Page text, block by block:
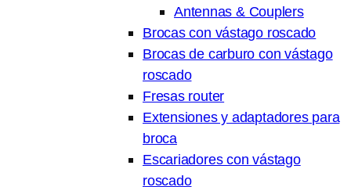
Antennas & Couplers
Brocas con vástago roscado
Brocas de carburo con vástago
roscado
Fresas router
Extensiones y adaptadores para
broca
Escariadores con vástago
roscado